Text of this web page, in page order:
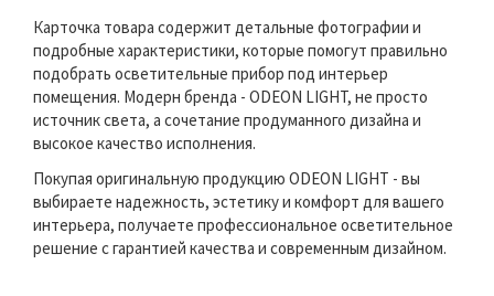
Карточка товара содержит детальные фотографии и
подробные характеристики, которые помогут правильно
подобрать осветительные прибор под интерьер
помещения. Модерн бренда - ODEON LIGHT, не просто
источник света, а сочетание продуманного дизайна и
высокое качество исполнения.
Покупая оригинальную продукцию ODEON LIGHT - вы
выбираете надежность, эстетику и комфорт для вашего
интерьера, получаете профессиональное осветительное
решение с гарантией качества и современным дизайном.